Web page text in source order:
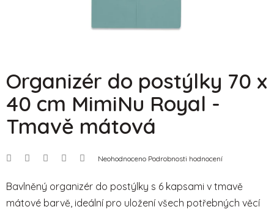
Organizér do postýlky 70 x
40 cm MimiNu Royal -
Tmavě mátová
Průměrné
je
0,0
z
Neohodnoceno Podrobnosti hodnocení
Bavlněný organizér do postýlky s 6 kapsami v tmavě
mátové barvě, ideální pro uložení všech potřebných věcí